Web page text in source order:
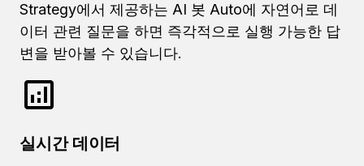
Strategy에서 제공하는 AI 봇 Auto에 자연어로 데
이터 관련 질문을 하면 즉각적으로 실행 가능한 답
변을 받아볼 수 있습니다.
실시간 데이터